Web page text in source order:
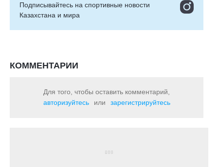
Подписывайтесь на cпортивные новости
Казахстана и мира
КОММЕНТАРИИ
Для того, чтобы оставить комментарий,
авторизуйтесь
или зарегистрируйтесь